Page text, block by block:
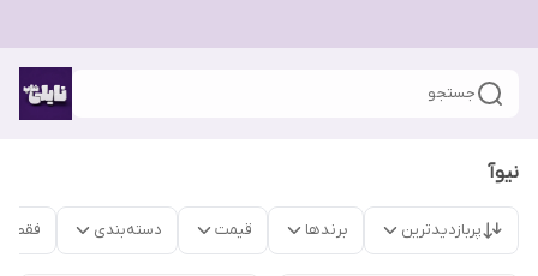
جستجو
نیوآ
پربازدیدترین برندها قیمت دسته‌بندی فقط